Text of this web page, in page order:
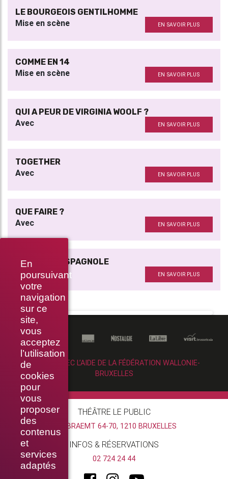
En
poursuivant
votre
navigation
sur ce
site,
vous
acceptez
l’utilisation
de
cookies
pour
vous
proposer
des
contenus
et
services
adaptés
LE BOURGEOIS GENTILHOMME
Mise en scène EN SAVOIR PLUS
COMME EN 14
Mise en scène EN SAVOIR PLUS
QUI A PEUR DE VIRGINIA WOOLF ?
Avec EN SAVOIR PLUS
TOGETHER
Avec EN SAVOIR PLUS
QUE FAIRE ?
Avec EN SAVOIR PLUS
UNE PIÈCE ESPAGNOLE
Avec EN SAVOIR PLUS
RÉALISÉ AVEC L’AIDE DE LA FÉDÉRATION WALLONIE-
BRUXELLES
THÉÂTRE LE PUBLIC
RUE BRAEMT 64-70, 1210 BRUXELLES
INFOS & RÉSERVATIONS
02 724 24 44